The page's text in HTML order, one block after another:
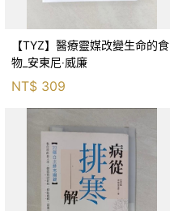
【TYZ】醫療靈媒改變生命的食
物_安東尼‧威廉
NT$ 309